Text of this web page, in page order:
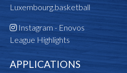
Luxembourg.basketball
Instagram - Enovos
League Highlights
APPLICATIONS